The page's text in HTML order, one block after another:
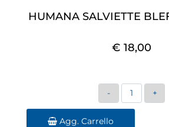
HUMANA SALVIETTE
€ 18,00
Quantità
Agg. Carrello